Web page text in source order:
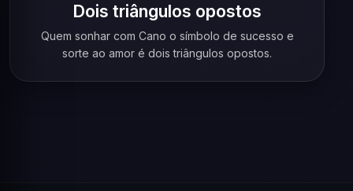
Dois triângulos opostos
Quem sonhar com Cano o símbolo de sucesso e
sorte ao amor é dois triângulos opostos.